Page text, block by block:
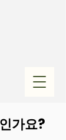
가요?